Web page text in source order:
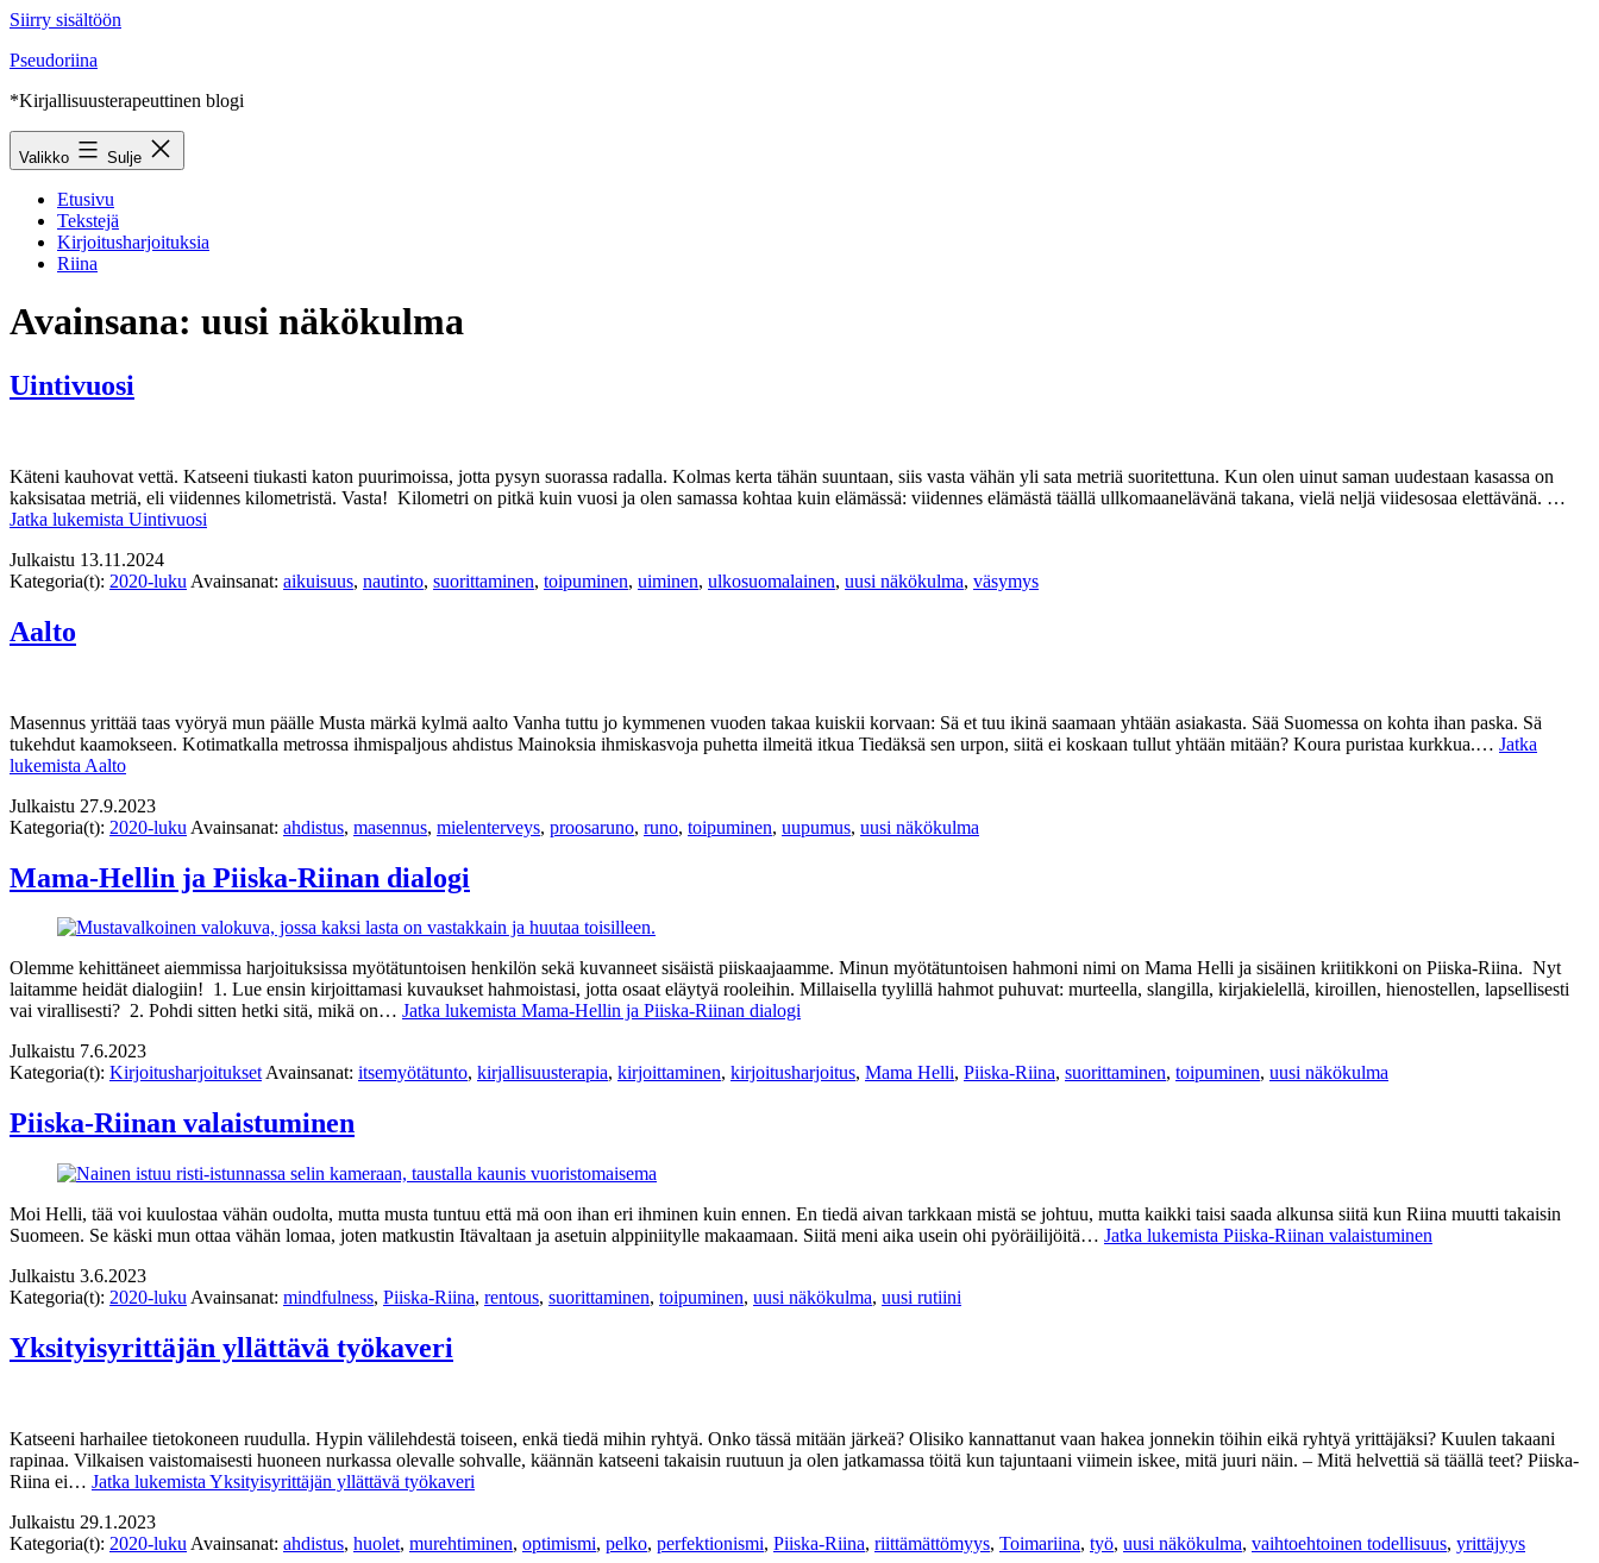
Siirry sisältöön
Pseudoriina
*Kirjallisuusterapeuttinen blogi
Valikko Sulje
Etusivu
Tekstejä
Kirjoitusharjoituksia
Riina
Avainsana: uusi näkökulma
Uintivuosi
Käteni kauhovat vettä. Katseeni tiukasti katon puurimoissa, jotta pysyn suorassa radalla. Kolmas kerta tähän suuntaan, siis vasta vähän yli sata metriä suoritettuna. Kun olen uinut saman uudestaan kasassa on
kaksisataa metriä, eli viidennes kilometristä. Vasta! Kilometri on pitkä kuin vuosi ja olen samassa kohtaa kuin elämässä: viidennes elämästä täällä ullkomaanelävänä takana, vielä neljä viidesosaa elettävänä. …
Jatka lukemista Uintivuosi
Julkaistu 13.11.2024
Kategoria(t): 2020-luku Avainsanat: aikuisuus, nautinto, suorittaminen, toipuminen, uiminen, ulkosuomalainen, uusi näkökulma, väsymys
Aalto
Masennus yrittää taas vyöryä mun päälle Musta märkä kylmä aalto Vanha tuttu jo kymmenen vuoden takaa kuiskii korvaan: Sä et tuu ikinä saamaan yhtään asiakasta. Sää Suomessa on kohta ihan paska. Sä
tukehdut kaamokseen. Kotimatkalla metrossa ihmispaljous ahdistus Mainoksia ihmiskasvoja puhetta ilmeitä itkua Tiedäksä sen urpon, siitä ei koskaan tullut yhtään mitään? Koura puristaa kurkkua.… Jatka
lukemista Aalto
Julkaistu 27.9.2023
Kategoria(t): 2020-luku Avainsanat: ahdistus, masennus, mielenterveys, proosaruno, runo, toipuminen, uupumus, uusi näkökulma
Mama-Hellin ja Piiska-Riinan dialogi
Olemme kehittäneet aiemmissa harjoituksissa myötätuntoisen henkilön sekä kuvanneet sisäistä piiskaajaamme. Minun myötätuntoisen hahmoni nimi on Mama Helli ja sisäinen kriitikkoni on Piiska-Riina. Nyt
laitamme heidät dialogiin! 1. Lue ensin kirjoittamasi kuvaukset hahmoistasi, jotta osaat eläytyä rooleihin. Millaisella tyylillä hahmot puhuvat: murteella, slangilla, kirjakielellä, kiroillen, hienostellen, lapsellisesti
vai virallisesti? 2. Pohdi sitten hetki sitä, mikä on… Jatka lukemista Mama-Hellin ja Piiska-Riinan dialogi
Julkaistu 7.6.2023
Kategoria(t): KirjoitusharjoituksetAvainsanat: itsemyötätunto, kirjallisuusterapia, kirjoittaminen, kirjoitusharjoitus, Mama Helli, Piiska-Riina, suorittaminen, toipuminen, uusi näkökulma
Piiska-Riinan valaistuminen
Moi Helli, tää voi kuulostaa vähän oudolta, mutta musta tuntuu että mä oon ihan eri ihminen kuin ennen. En tiedä aivan tarkkaan mistä se johtuu, mutta kaikki taisi saada alkunsa siitä kun Riina muutti takaisin
Suomeen. Se käski mun ottaa vähän lomaa, joten matkustin Itävaltaan ja asetuin alppiniitylle makaamaan. Siitä meni aika usein ohi pyöräilijöitä… Jatka lukemista Piiska-Riinan valaistuminen
Julkaistu 3.6.2023
Kategoria(t): 2020-luku Avainsanat: mindfulness, Piiska-Riina, rentous, suorittaminen, toipuminen, uusi näkökulma, uusi rutiini
Yksityisyrittäjän yllättävä työkaveri
Katseeni harhailee tietokoneen ruudulla. Hypin välilehdestä toiseen, enkä tiedä mihin ryhtyä. Onko tässä mitään järkeä? Olisiko kannattanut vaan hakea jonnekin töihin eikä ryhtyä yrittäjäksi? Kuulen takaani
rapinaa. Vilkaisen vaistomaisesti huoneen nurkassa olevalle sohvalle, käännän katseeni takaisin ruutuun ja olen jatkamassa töitä kun tajuntaani viimein iskee, mitä juuri näin. – Mitä helvettiä sä täällä teet? Piiska-
Riina ei… Jatka lukemista Yksityisyrittäjän yllättävä työkaveri
Julkaistu 29.1.2023
Kategoria(t): 2020-luku Avainsanat: ahdistus, huolet, murehtiminen, optimismi, pelko, perfektionismi, Piiska-Riina, riittämättömyys, Toimariina, työ, uusi näkökulma, vaihtoehtoinen todellisuus, yrittäjyys